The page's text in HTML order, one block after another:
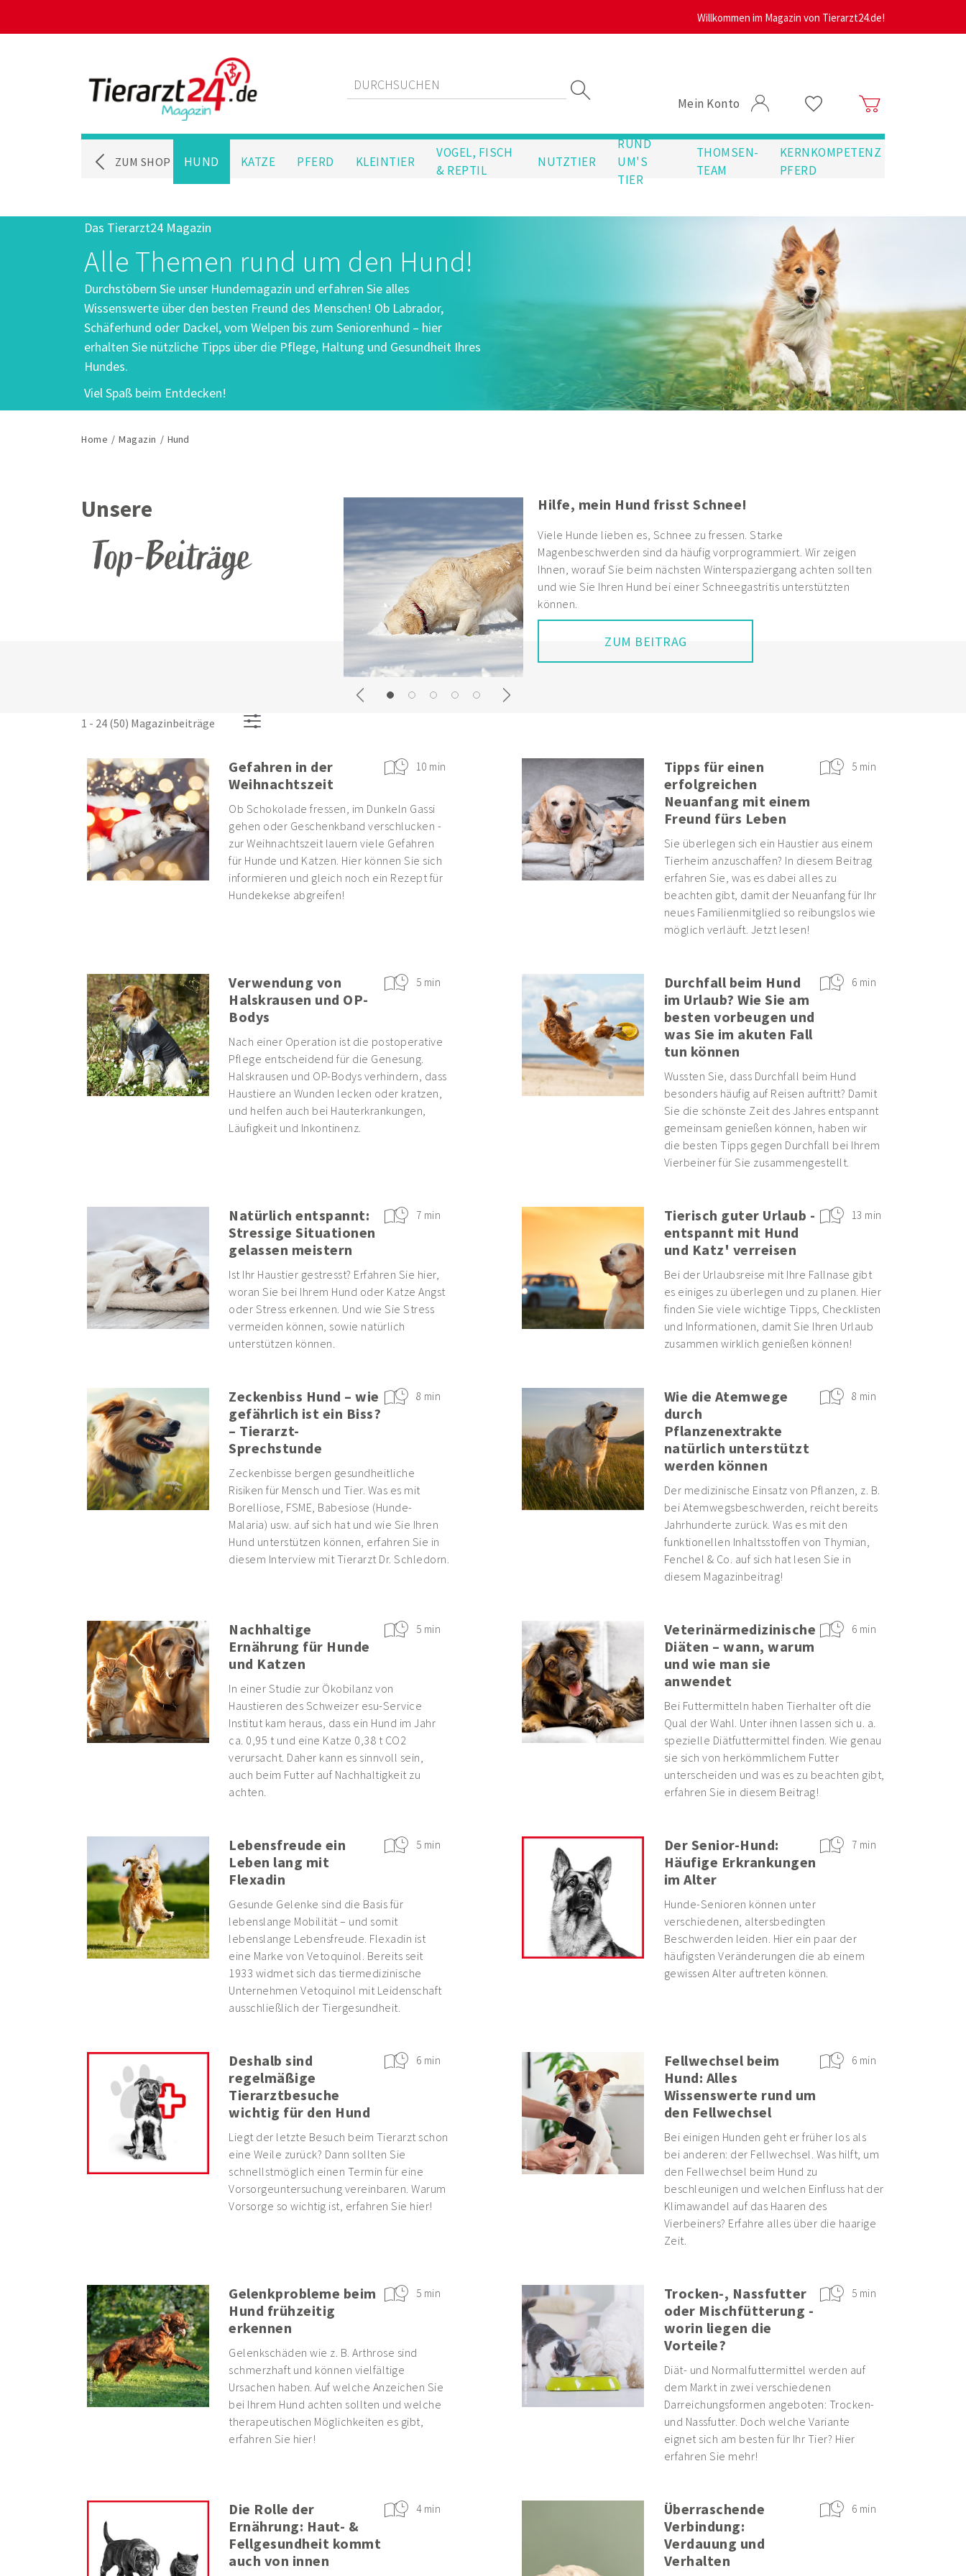
Willkommen im Magazin von Tierarzt24.de!
Mein Konto
ZUM SHOP HUND KATZE PFERD KLEINTIER
VOGEL, FISCH
& REPTIL
NUTZTIER
RUND
UM'S
TIER
THOMSEN-
TEAM
KERNKOMPETENZ
PFERD
Das Tierarzt24 Magazin
Alle Themen rund um den Hund!
Durchstöbern Sie unser Hundemagazin und erfahren Sie alles
Wissenswerte über den besten Freund des Menschen! Ob Labrador,
Schäferhund oder Dackel, vom Welpen bis zum Seniorenhund – hier
erhalten Sie nützliche Tipps über die Pflege, Haltung und Gesundheit Ihres
Hundes.
Viel Spaß beim Entdecken!
Home / Magazin / Hund
Unsere
Top-Beiträge
Arthrose beim Hund: Wenn die Stoßdämpfer nicht
Viele Hunde erkranken im Laufe ihres Lebens an schmerzhaften
Veränderungen der Gelenke, der sogenannten Arthrose. Lesen Sie
hier, wie Gelenke aufgebaut sind und was Sie bei der Vorbeugung
sowie im Fall einer Erkrankung beachten sollten.
ZUM BEITRAG
Previous
Next
1 - 24 (50) Magazinbeiträge
Gefahren in der
Weihnachtszeit
10 min
Ob Schokolade fressen, im Dunkeln Gassi
gehen oder Geschenkband verschlucken -
zur Weihnachtszeit lauern viele Gefahren
für Hunde und Katzen. Hier können Sie sich
informieren und gleich noch ein Rezept für
Hundekekse abgreifen!
Tipps für einen
erfolgreichen
Neuanfang mit einem
Freund fürs Leben
5 min
Sie überlegen sich ein Haustier aus einem
Tierheim anzuschaffen? In diesem Beitrag
erfahren Sie, was es dabei alles zu
beachten gibt, damit der Neuanfang für Ihr
neues Familienmitglied so reibungslos wie
möglich verläuft. Jetzt lesen!
Verwendung von
Halskrausen und OP-
Bodys
5 min
Nach einer Operation ist die postoperative
Pflege entscheidend für die Genesung.
Halskrausen und OP-Bodys verhindern, dass
Haustiere an Wunden lecken oder kratzen,
und helfen auch bei Hauterkrankungen,
Läufigkeit und Inkontinenz.
Durchfall beim Hund
im Urlaub? Wie Sie am
besten vorbeugen und
was Sie im akuten Fall
tun können
6 min
Wussten Sie, dass Durchfall beim Hund
besonders häufig auf Reisen auftritt? Damit
Sie die schönste Zeit des Jahres entspannt
gemeinsam genießen können, haben wir
die besten Tipps gegen Durchfall bei Ihrem
Vierbeiner für Sie zusammengestellt.
Natürlich entspannt:
Stressige Situationen
gelassen meistern
7 min
Ist Ihr Haustier gestresst? Erfahren Sie hier,
woran Sie bei Ihrem Hund oder Katze Angst
oder Stress erkennen. Und wie Sie Stress
vermeiden können, sowie natürlich
unterstützen können.
Tierisch guter Urlaub -
entspannt mit Hund
und Katz' verreisen
13 min
Bei der Urlaubsreise mit Ihre Fallnase gibt
es einiges zu überlegen und zu planen. Hier
finden Sie viele wichtige Tipps, Checklisten
und Informationen, damit Sie Ihren Urlaub
zusammen wirklich genießen können!
Zeckenbiss Hund – wie
gefährlich ist ein Biss?
– Tierarzt-
Sprechstunde
8 min
Zeckenbisse bergen gesundheitliche
Risiken für Mensch und Tier. Was es mit
Borelliose, FSME, Babesiose (Hunde-
Malaria) usw. auf sich hat und wie Sie Ihren
Hund unterstützen können, erfahren Sie in
diesem Interview mit Tierarzt Dr. Schledorn.
Wie die Atemwege
durch
Pflanzenextrakte
natürlich unterstützt
werden können
8 min
Der medizinische Einsatz von Pflanzen, z. B.
bei Atemwegsbeschwerden, reicht bereits
Jahrhunderte zurück. Was es mit den
funktionellen Inhaltsstoffen von Thymian,
Fenchel & Co. auf sich hat lesen Sie in
diesem Magazinbeitrag!
Nachhaltige
Ernährung für Hunde
und Katzen
5 min
In einer Studie zur Ökobilanz von
Haustieren des Schweizer esu-Service
Institut kam heraus, dass ein Hund im Jahr
ca. 0,95 t und eine Katze 0,38 t CO2
verursacht. Daher kann es sinnvoll sein,
auch beim Futter auf Nachhaltigkeit zu
achten.
Veterinärmedizinische
Diäten – wann, warum
und wie man sie
anwendet
6 min
Bei Futtermitteln haben Tierhalter oft die
Qual der Wahl. Unter ihnen lassen sich u. a.
spezielle Diätfuttermittel finden. Wie genau
sie sich von herkömmlichem Futter
unterscheiden und was es zu beachten gibt,
erfahren Sie in diesem Beitrag!
Lebensfreude ein
Leben lang mit
Flexadin
5 min
Gesunde Gelenke sind die Basis für
lebenslange Mobilität – und somit
lebenslange Lebensfreude. Flexadin ist
eine Marke von Vetoquinol. Bereits seit
1933 widmet sich das tiermedizinische
Unternehmen Vetoquinol mit Leidenschaft
ausschließlich der Tiergesundheit.
Der Senior-Hund:
Häufige Erkrankungen
im Alter
7 min
Hunde-Senioren können unter
verschiedenen, altersbedingten
Beschwerden leiden. Hier ein paar der
häufigsten Veränderungen die ab einem
gewissen Alter auftreten können.
Deshalb sind
regelmäßige
Tierarztbesuche
wichtig für den Hund
6 min
Liegt der letzte Besuch beim Tierarzt schon
eine Weile zurück? Dann sollten Sie
schnellstmöglich einen Termin für eine
Vorsorgeuntersuchung vereinbaren. Warum
Vorsorge so wichtig ist, erfahren Sie hier!
Fellwechsel beim
Hund: Alles
Wissenswerte rund um
den Fellwechsel
6 min
Bei einigen Hunden geht er früher los als
bei anderen: der Fellwechsel. Was hilft, um
den Fellwechsel beim Hund zu
beschleunigen und welchen Einfluss hat der
Klimawandel auf das Haaren des
Vierbeiners? Erfahre alles über die haarige
Zeit.
Gelenkprobleme beim
Hund frühzeitig
erkennen
5 min
Gelenkschäden wie z. B. Arthrose sind
schmerzhaft und können vielfältige
Ursachen haben. Auf welche Anzeichen Sie
bei Ihrem Hund achten sollten und welche
therapeutischen Möglichkeiten es gibt,
erfahren Sie hier!
Trocken-, Nassfutter
oder Mischfütterung -
worin liegen die
Vorteile?
5 min
Diät- und Normalfuttermittel werden auf
dem Markt in zwei verschiedenen
Darreichungsformen angeboten: Trocken-
und Nassfutter. Doch welche Variante
eignet sich am besten für Ihr Tier? Hier
erfahren Sie mehr!
Die Rolle der
Ernährung: Haut- &
Fellgesundheit kommt
auch von innen
4 min
Überraschende
Verbindung:
Verdauung und
Verhalten
6 min